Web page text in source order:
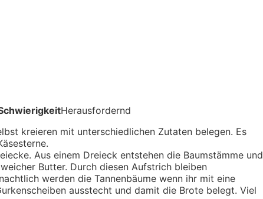
Herausfordernd
kreieren mit unterschiedlichen Zutaten belegen. Es
Aus einem Dreieck entstehen die Baumstämme und
Butter. Durch diesen Aufstrich bleiben
werden die Tannenbäume wenn ihr mit eine
ausstecht und damit die Brote belegt. Viel